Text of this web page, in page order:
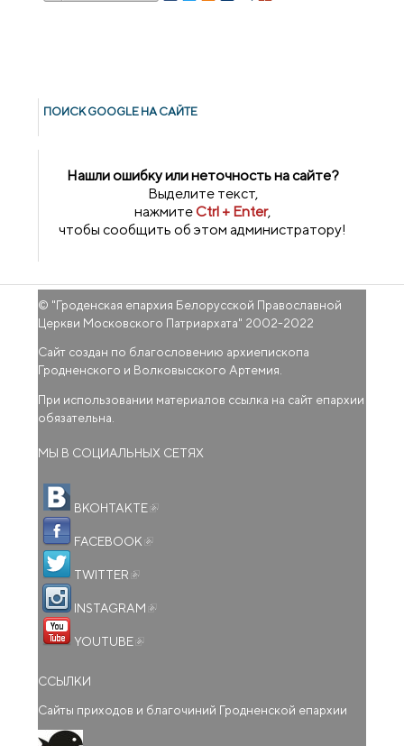
ПОИСК GOОGLE НА САЙТЕ
Нашли ошибку или неточность на сайте?
Выделите текст,
нажмитеCtrl + Enter,
чтобы сообщить об этом администратору!
© "Гроденская епархия Белорусской Православной
Церкви Московского Патриархата" 2002-2022
Сайт создан по благословению архиепископа
Гродненского и Волковысского Артемия.
При использовании материалов ссылка на сайт епархии
обязательна.
МЫ В СОЦИАЛЬНЫХ СЕТЯХ
ВКОНТАКТЕ
FACEBOOK
TWITTER
INSTAGRAM
YOUTUBE
ССЫЛКИ
Сайты приходов и благочиний Гродненской епархии